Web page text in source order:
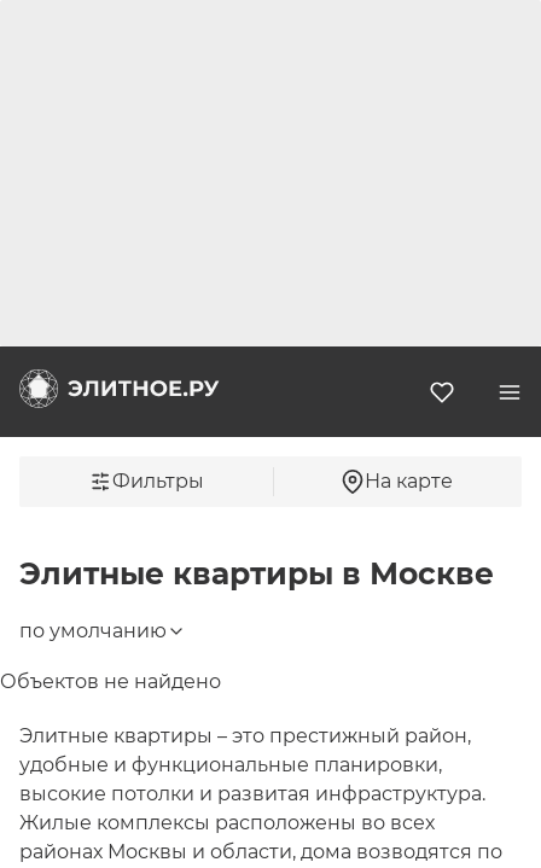
Фильтры На карте
Элитные квартиры в Москве
по умолчанию
Объектов не найдено
Элитные квартиры – это престижный район,
удобные и функциональные планировки,
высокие потолки и развитая инфраструктура.
Жилые комплексы расположены во всех
районах Москвы и области, дома возводятся по